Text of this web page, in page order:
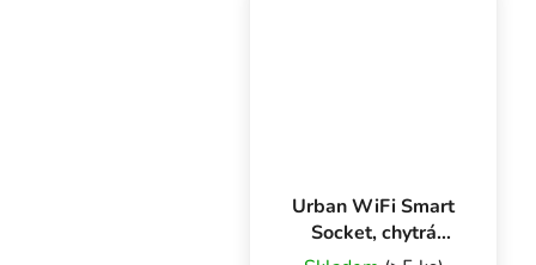
Urban WiFi Smart
Socket, chytrá
zásuvka